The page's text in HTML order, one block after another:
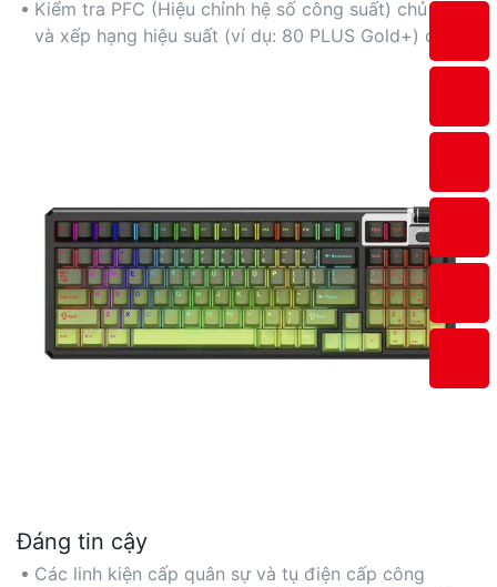
tiên nhiệt lượng tỏa ra thấp và tính bền vững.
Kiểm tra PFC (Hiệu chỉnh hệ số công suất) chủ động
và xếp hạng hiệu suất (ví dụ: 80 PLUS Gold+) để tiết
Đáng tin cậy
Các linh kiện cấp quân sự và tụ điện cấp công